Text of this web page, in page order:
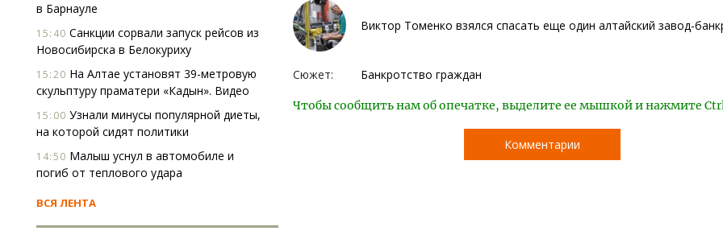
в Барнауле
15:40 Санкции сорвали запуск рейсов из
Новосибирска в Белокуриху
15:20 На Алтае установят 39-метровую
скульптуру праматери «Кадын». Видео
15:00 Узнали минусы популярной диеты,
на которой сидят политики
14:50 Малыш уснул в автомобиле и
погиб от теплового удара
ВСЯ ЛЕНТА
Виктор Томенко взялся спасать еще один алтайский завод-
Сюжет: Банкротство граждан
Чтобы сообщить нам об опечатке, выделите ее мышкой и нажмите
Комментарии